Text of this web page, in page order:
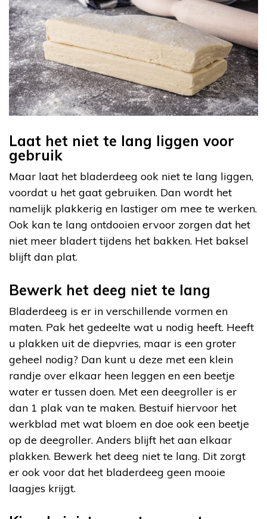
Laat het niet te lang liggen voor
gebruik
Maar laat het bladerdeeg ook niet te lang liggen,
voordat u het gaat gebruiken. Dan wordt het
namelijk plakkerig en lastiger om mee te werken.
Ook kan te lang ontdooien ervoor zorgen dat het
niet meer bladert tijdens het bakken. Het baksel
blijft dan plat.
Bewerk het deeg niet te lang
Bladerdeeg is er in verschillende vormen en
maten. Pak het gedeelte wat u nodig heeft. Heeft
u plakken uit de diepvries, maar is een groter
geheel nodig? Dan kunt u deze met een klein
randje over elkaar heen leggen en een beetje
water er tussen doen. Met een deegroller is er
dan 1 plak van te maken. Bestuif hiervoor het
werkblad met wat bloem en doe ook een beetje
op de deegroller. Anders blijft het aan elkaar
plakken. Bewerk het deeg niet te lang. Dit zorgt
er ook voor dat het bladerdeeg geen mooie
laagjes krijgt.